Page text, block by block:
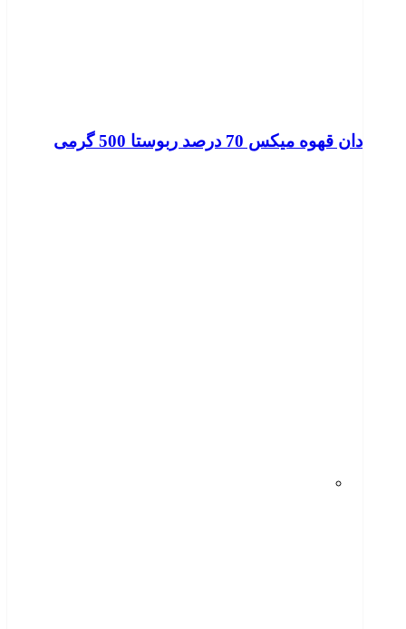
دان قهوه میکس 70 درصد ربوستا 500 گرمی